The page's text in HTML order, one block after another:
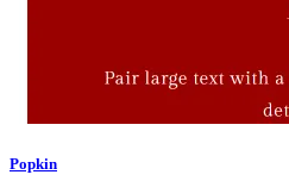
Popkin